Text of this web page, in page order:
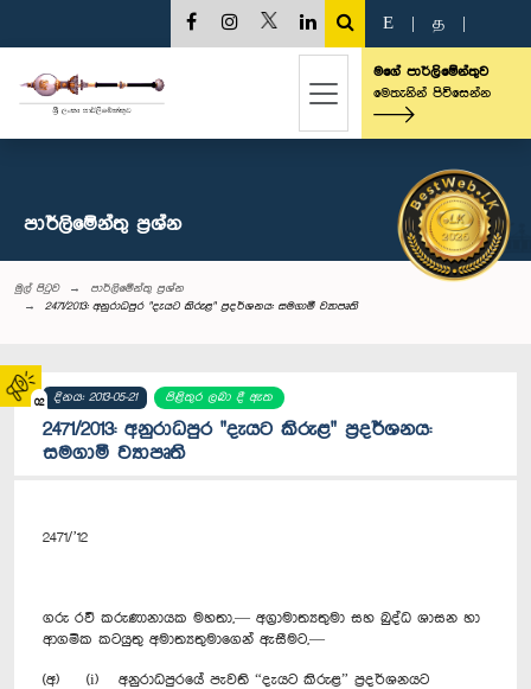
02
E த
මගේ පාර්ලිමේන්තුව
මෙතැනින් පිවිසෙන්න
පාර්ලි‌මේන්තු‌ ප්‍රශ්න
මුල් පිටුව
පාර්ලි‌මේන්තු‌ ප්‍රශ්න
2471/2013: අනුරාධපුර "දැයට කිරුළ" ප්‍රදර්ශනය: සමගාමී ව්‍යාපෘති
දිනය: 2013-05-21 පිළිතුර ලබා දී ඇත
2471/2013: අනුරාධපුර "දැයට කිරුළ" ප්‍රදර්ශනය:
සමගාමී ව්‍යාපෘති
2471/’12
ගරු රවී කරුණානායක මහතා,— අග්‍රාමාත්‍යතුමා සහ බුද්ධ ශාසන හා
ආගමික කටයුතු අමාත්‍යතුමාගෙන් ඇසීමට,—
(අ) (i) අනුරාධපුරයේ පැවති “දැයට කිරුළ” ප්‍රදර්ශනයට